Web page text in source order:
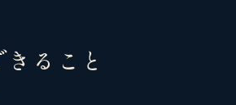
ること